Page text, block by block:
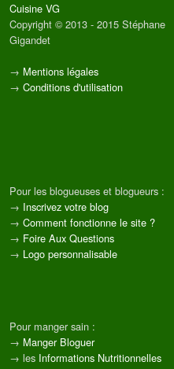
Cuisine VG
Copyright © 2013 - 2015 Stéphane
Gigandet
→ Mentions légales
→ Conditions d'utilisation
Pour les blogueuses et blogueurs :
→ Inscrivez votre blog
→ Comment fonctionne le site ?
→ Foire Aux Questions
→ Logo personnalisable
Pour manger sain :
→ Manger Bloguer
→ les Informations Nutritionnelles